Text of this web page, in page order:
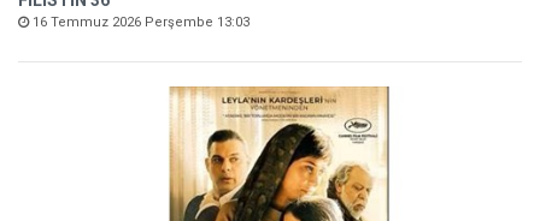
16 Temmuz 2026 Perşembe 13:03